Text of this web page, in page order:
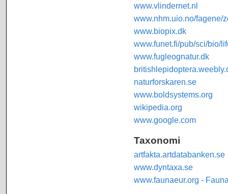
www.vlindernet.nl
www.nhm.uio.no/fagene/
www.biopix.dk
www.funet.fi/pub/sci/bio/
www.fugleognatur.dk
naturforskaren.se
www.boldsystems.org
wikipedia.org
www.google.com
Taxonomi
artfakta.artdatabanken.se
www.dyntaxa.se
www.faunaeur.org -